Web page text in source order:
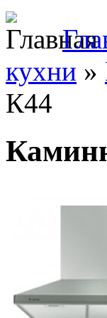
кухни »
К44